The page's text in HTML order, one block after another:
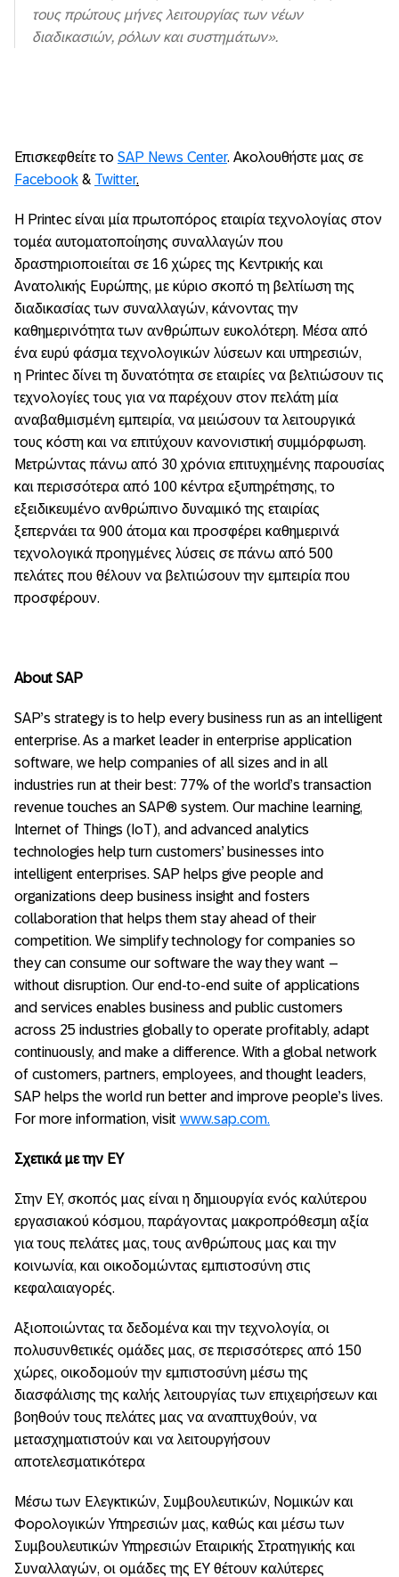
τους πρώτους μήνες λειτουργίας των νέων
διαδικασιών, ρόλων και συστημάτων».
Επισκεφθείτε το SAP News Center. Ακολουθήστε μας σε
Facebook & Twitter.
Η Printec είναι μία πρωτοπόρος εταιρία τεχνολογίας στον
τομέα αυτοματοποίησης συναλλαγών που
δραστηριοποιείται σε 16 χώρες της Κεντρικής και
Ανατολικής Ευρώπης, με κύριο σκοπό τη βελτίωση της
διαδικασίας των συναλλαγών, κάνοντας την
καθημερινότητα των ανθρώπων ευκολότερη. Μέσα από
ένα ευρύ φάσμα τεχνολογικών λύσεων και υπηρεσιών,
η Printec δίνει τη δυνατότητα σε εταιρίες να βελτιώσουν τις
τεχνολογίες τους για να παρέχουν στον πελάτη μία
αναβαθμισμένη εμπειρία, να μειώσουν τα λειτουργικά
τους κόστη και να επιτύχουν κανονιστική συμμόρφωση.
Μετρώντας πάνω από 30 χρόνια επιτυχημένης παρουσίας
και περισσότερα από 100 κέντρα εξυπηρέτησης, το
εξειδικευμένο ανθρώπινο δυναμικό της εταιρίας
ξεπερνάει τα 900 άτομα και προσφέρει καθημερινά
τεχνολογικά προηγμένες λύσεις σε πάνω από 500
πελάτες που θέλουν να βελτιώσουν την εμπειρία που
προσφέρουν.
About SAP
SAP’s strategy is to help every business run as an intelligent
enterprise. As a market leader in enterprise application
software, we help companies of all sizes and in all
industries run at their best: 77% of the world’s transaction
revenue touches an SAP® system. Our machine learning,
Internet of Things (IoT), and advanced analytics
technologies help turn customers’ businesses into
intelligent enterprises. SAP helps give people and
organizations deep business insight and fosters
collaboration that helps them stay ahead of their
competition. We simplify technology for companies so
they can consume our software the way they want –
without disruption. Our end-to-end suite of applications
and services enables business and public customers
across 25 industries globally to operate profitably, adapt
continuously, and make a difference. With a global network
of customers, partners, employees, and thought leaders,
SAP helps the world run better and improve people’s lives.
For more information, visit www.sap.com.
Σχετικά με την EY
Στην ΕΥ, σκοπός μας είναι η δημιουργία ενός καλύτερου
εργασιακού κόσμου, παράγοντας μακροπρόθεσμη αξία
για τους πελάτες μας, τους ανθρώπους μας και την
κοινωνία, και οικοδομώντας εμπιστοσύνη στις
κεφαλαιαγορές.
Αξιοποιώντας τα δεδομένα και την τεχνολογία, οι
πολυσυνθετικές ομάδες μας, σε περισσότερες από 150
χώρες, οικοδομούν την εμπιστοσύνη μέσω της
διασφάλισης της καλής λειτουργίας των επιχειρήσεων και
βοηθούν τους πελάτες μας να αναπτυχθούν, να
μετασχηματιστούν και να λειτουργήσουν
αποτελεσματικότερα
Μέσω των Ελεγκτικών, Συμβουλευτικών, Νομικών και
Φορολογικών Υπηρεσιών μας, καθώς και μέσω των
Συμβουλευτικών Υπηρεσιών Εταιρικής Στρατηγικής και
Συναλλαγών, οι ομάδες της EY θέτουν καλύτερες